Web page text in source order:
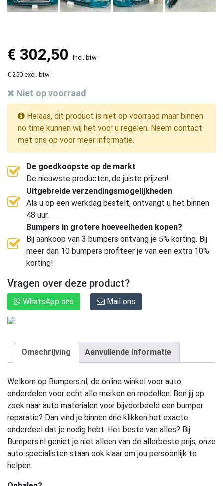
€ 302,50 incl. btw
€ 250 excl. btw
Niet op voorraad
Helaas, dit product is niet op voorraad maar binnen
no time kunnen wij het voor u regelen. Neem contact
met ons op voor meer informatie.
De goedkoopste op de markt
De nieuwste producten, de juiste prijzen!
Uitgebreide verzendingsmogelijkheden
Als u op een werkdag bestelt, ontvangt u het binnen
48 uur.
Bumpers in grotere hoeveelheden kopen?
Bij aankoop van 3 bumpers ontvang je 5% korting. Bij
meer dan 10 bumpers profiteer je van een extra 10%
korting!
Vragen over deze product?
WhatsApp ons Mail ons
Omschrijving Aanvullende informatie
Welkom op Bumpers.nl, de online winkel voor auto
onderdelen voor echt alle merken en modellen. Ben jij op
zoek naar auto materialen voor bijvoorbeeld een bumper
reparatie? Dan vind je binnen drie klikken het exacte
onderdeel dat je nodig hebt. Het beste van alles? Bij
Bumpers.nl geniet je niet alleen van de allerbeste prijs, onze
auto specialisten staan ook klaar om jou persoonlijk te
helpen.